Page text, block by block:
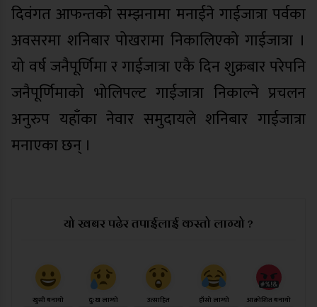
दिवंगत आफन्तको सम्झनामा मनाईने गाईजात्रा पर्वका
अवसरमा शनिबार पोखरामा निकालिएको गाईजात्रा ।
यो वर्ष जनैपूर्णिमा र गाईजात्रा एकै दिन शुक्रबार परेपनि
जनैपूर्णिमाको भोलिपल्ट गाईजात्रा निकाल्ने प्रचलन
अनुरुप यहाँका नेवार समुदायले शनिबार गाईजात्रा
मनाएका छन् ।
यो खबर पढेर तपाईलाई कस्तो लाग्यो ?
खुसी बनायो दु:ख लाग्यो उत्साहित हाँसो लाग्यो आक्रोशित बनायो